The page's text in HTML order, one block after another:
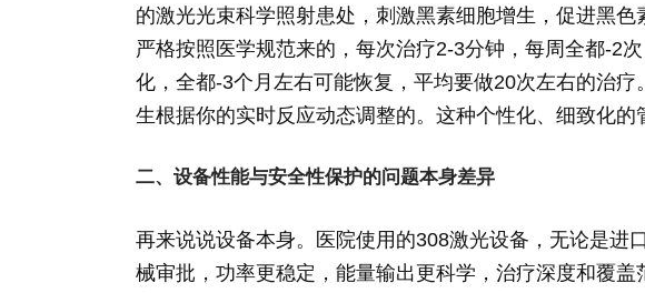
的激光光束科学照射患处，刺激黑素细胞增生，促进黑
严格按照医学规范来的，每次治疗2-3分钟，每周全都-2
化，全都-3个月左右可能恢复，平均要做20次左右的治
生根据你的实时反应动态调整的。这种个性化、细致化的
二、设备性能与安全性保护的问题本身差异
再来说说设备本身。医院使用的308激光设备，无论是进
械审批，功率更稳定，能量输出更科学，治疗深度和覆盖